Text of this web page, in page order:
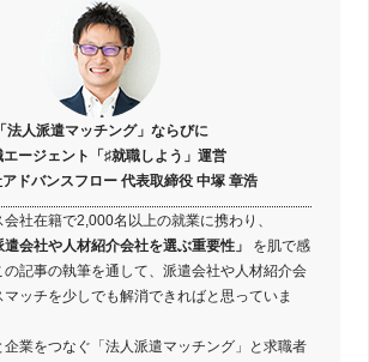
「法人派遣マッチング」ならびに
エージェント「♯就職しよう」運営
ドバンスフロー 代表取締役 中塚 章浩
社在籍で2,000名以上の就業に携わり、
遣会社や人材紹介会社を選ぶ重要性」
を肌で感
の記事の執筆を通して、派遣会社や人材紹介会
ッチを少しでも解消できればと思っていま
業をつなぐ「法人派遣マッチング」と求職者